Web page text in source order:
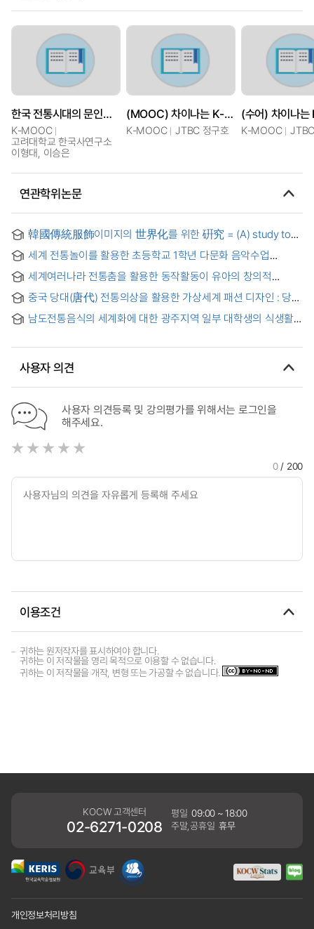
한국 전통시대의 문인과 작품세계
K-MOOC
고려대학교 한국사연구소
이형대, 이승은
(MOOC) 차이나는 K-클라스 : 현대적 멋을 입힌 전통 공연, 세계를 홀리다(정구호)
K-MOOC JTBC 정구호 K-MOOC
연관학위논문
韓國傳統服飾이미지의 世界化를 위한 硏究 = (A) study to
세계 전통놀이를 활용한 초등학교 1학년 다문화 음악수업
세계여러나라 전통춤을 활용한 동작활동이 유아의 창의적
신체표현력, 신체적 자아개념 및 타문화에 대한 태도에 미치는
영향
중국 당대(唐代) 전통의상을 활용한 가상세계 패션 디자인 : 당대
Dynasty Costumes : Focusing on Dunhuang Frescoes of
남도전통음식의 세계화에 대한 광주지역 일부 대학생의 식생활
사용자 의견
사용자 의견등록 및 강의평가를 위해서는 로그인을
해주세요.
0/ 200
이용조건
귀하는 원저작자를 표시하여야 합니다.
귀하는 이 저작물을 영리 목적으로 이용할 수 없습니다.
귀하는 이 저작물을 개작, 변형 또는 가공할 수 없습니다.
KOCW 고객센터
02-6271-0208
평일 09:00 ~ 18:00
주말,공휴일 휴무
개인정보처리방침